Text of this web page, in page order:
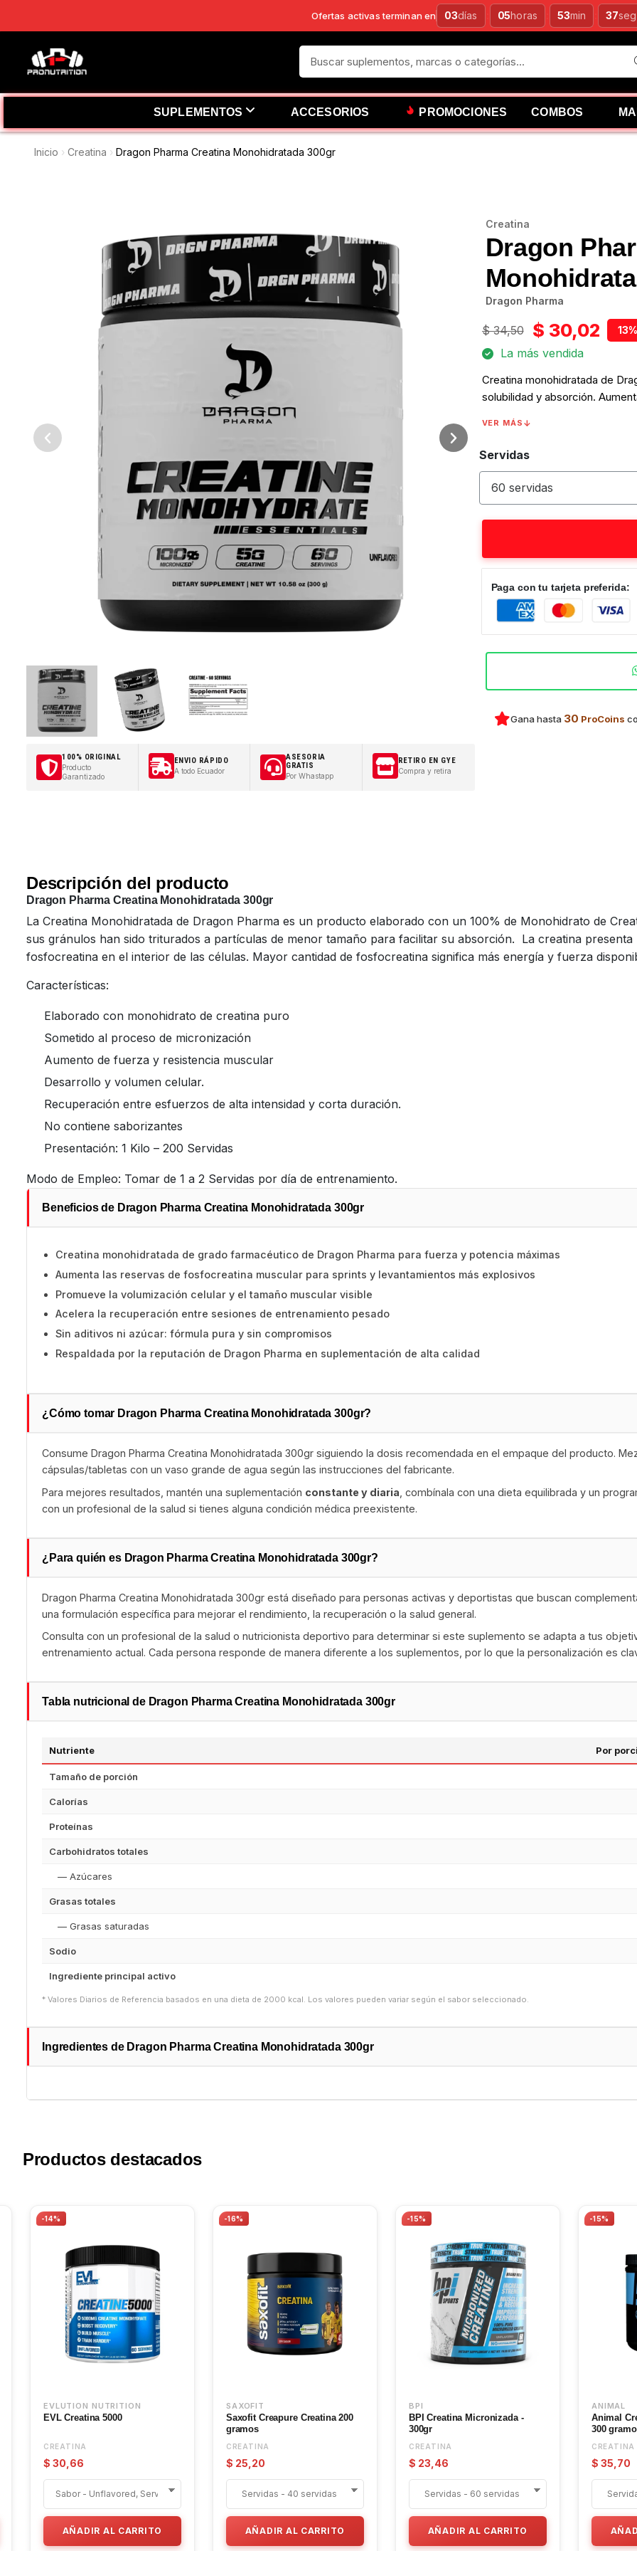
Ofertas activas terminan en 03días 05horas 53min 35seg
SUPLEMENTOS ACCESORIOS PROMOCIONES COMBOS
Inicio Creatina Dragon Pharma Creatina Monohidratada 300gr
100% ORIGINAL
Producto
Garantizado
ENVIO RÁPIDO
A todo Ecuador
ASESORIA
GRATIS
Por Whastapp
RETIRO EN GYE
Compra y retira
Creatina
Dragon
Dragon Pharma
$ 34,50 $ 30,02
La más vendida
Creatina monohidratada de
solubilidad y absorción.
VER MÁS
Servidas
Paga con tu tarjeta preferida:
Gana hasta 30 ProCoins
Descripción del producto
Dragon Pharma Creatina Monohidratada 300gr
La Creatina Monohidratada de Dragon Pharma es un producto elaborado con un 100% de Monohidrato de
sus gránulos han sido triturados a partículas de menor tamaño para facilitar su absorción. La creatina presenta
fosfocreatina en el interior de las células. Mayor cantidad de fosfocreatina significa más energía y fuerza
Características:
Elaborado con monohidrato de creatina puro
Sometido al proceso de micronización
Aumento de fuerza y resistencia muscular
Desarrollo y volumen celular.
Recuperación entre esfuerzos de alta intensidad y corta duración.
No contiene saborizantes
Presentación: 1 Kilo – 200 Servidas
Modo de Empleo: Tomar de 1 a 2 Servidas por día de entrenamiento.
Beneficios de Dragon Pharma Creatina Monohidratada 300gr
Creatina monohidratada de grado farmacéutico de Dragon Pharma para fuerza y potencia máximas
Aumenta las reservas de fosfocreatina muscular para sprints y levantamientos más explosivos
Promueve la volumización celular y el tamaño muscular visible
Acelera la recuperación entre sesiones de entrenamiento pesado
Sin aditivos ni azúcar: fórmula pura y sin compromisos
Respaldada por la reputación de Dragon Pharma en suplementación de alta calidad
¿Cómo tomar Dragon Pharma Creatina Monohidratada 300gr?
Consume Dragon Pharma Creatina Monohidratada 300gr siguiendo la dosis recomendada en el empaque del producto.
cápsulas/tabletas con un vaso grande de agua según las instrucciones del fabricante.
Para mejores resultados, mantén una suplementación constante y diaria , combínala con una dieta equilibrada y un
con un profesional de la salud si tienes alguna condición médica preexistente.
¿Para quién es Dragon Pharma Creatina Monohidratada 300gr?
Dragon Pharma Creatina Monohidratada 300gr está diseñado para personas activas y deportistas que buscan
una formulación específica para mejorar el rendimiento, la recuperación o la salud general.
Consulta con un profesional de la salud o nutricionista deportivo para determinar si este suplemento se adapta a tus
entrenamiento actual. Cada persona responde de manera diferente a los suplementos, por lo que la personalización es
Tabla nutricional de Dragon Pharma Creatina Monohidratada 300gr
Nutriente Por
Tamaño de porción
Calorías
Proteínas
Carbohidratos totales
— Azúcares
Grasas totales
— Grasas saturadas
Sodio
Ingrediente principal activo
* Valores Diarios de Referencia basados en una dieta de 2000 kcal. Los valores pueden variar según el sabor seleccionado.
Ingredientes de Dragon Pharma Creatina Monohidratada 300gr
Productos destacados
-14%
EVLUTION NUTRITION
EVL Creatina 5000
CREATINA
$ 30,66
AÑADIR AL CARRITO
-16%
SAXOFIT
Saxofit Creapure Creatina 200
gramos
CREATINA
$ 25,20
AÑADIR AL CARRITO
-15%
BPI
BPI Creatina Micronizada -
300gr
CREATINA
$ 23,46
AÑADIR AL CARRITO
-15%
ANIMAL
Animal
300
CREATINA
$ 35,70